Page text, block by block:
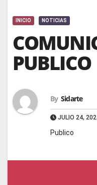
INICIO NOTICIAS
PUBLICO
By Sidarte
JULIO 24,
Publico